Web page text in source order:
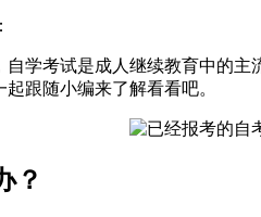
学考试是成人继续教育中的
跟随小编来了解看看吧。
？